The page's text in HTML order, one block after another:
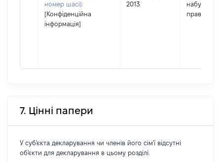
номер шасі):
[Конфіденційна
інформація]
2013
набуття
права
7. Цінні папери
У суб'єкта декларування чи членів його сім'ї відсутні
об'єкти для декларування в цьому розділі.